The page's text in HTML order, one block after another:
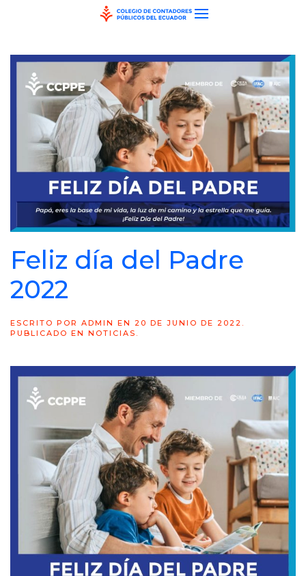
Feliz día del Padre
2022
ESCRITO POR ADMIN EN 20 DE JUNIO DE 2022 .
PUBLICADO EN NOTICIAS .